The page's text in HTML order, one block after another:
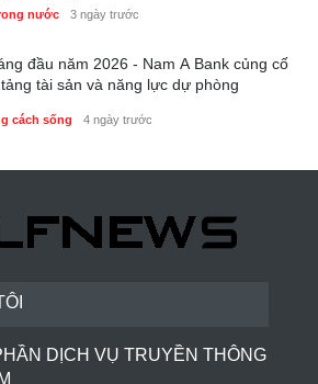
nước 3 ngày trước
đầu năm 2026 - Nam A Bank củng cố
tài sản và năng lực dự phòng
cách sống 4 ngày trước
lập Trung tâm Giải mã lượng tử Quang
cách sống 4 ngày trước
DỊCH VỤ TRUYỀN THÔNG